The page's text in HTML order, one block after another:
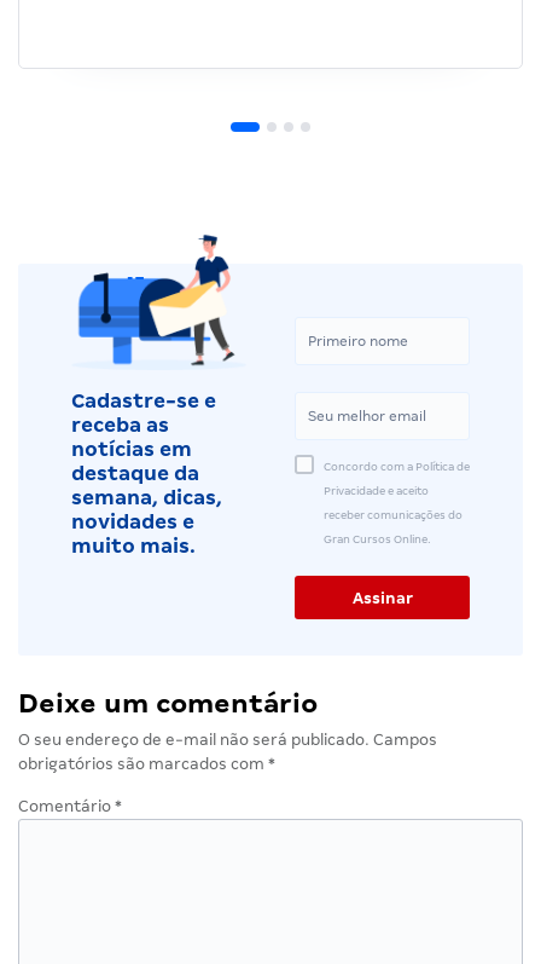
Cadastre-se e
receba as
notícias em
destaque da
semana, dicas,
novidades e
muito mais.
Concordo com a Política de
Privacidade e aceito
receber comunicações do
Gran Cursos Online.
Deixe um comentário
O seu endereço de e-mail não será publicado. Campos
obrigatórios são marcados com *
Comentário *